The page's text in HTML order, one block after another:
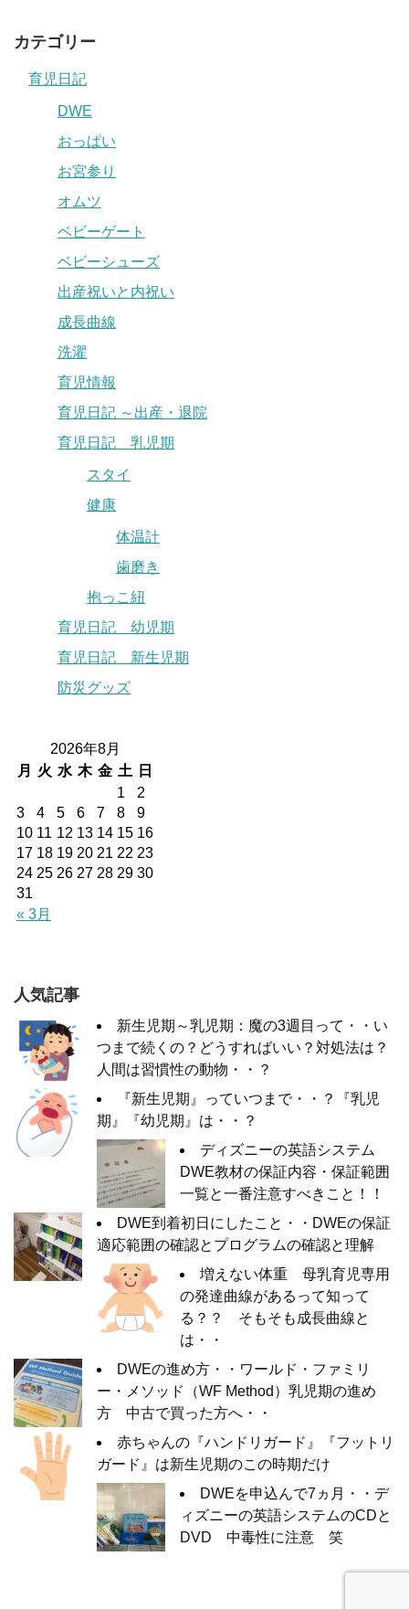
カテゴリー
育児日記
DWE
おっぱい
お宮参り
オムツ
ベビーゲート
ベビーシューズ
出産祝いと内祝い
成長曲線
洗濯
育児情報
育児日記 ～出産・退院
育児日記 乳児期
スタイ
健康
体温計
歯磨き
抱っこ紐
育児日記 幼児期
育児日記 新生児期
防災グッズ
2026年8月
月
火 水 木 金 土 日
« 3月
1
2
3
4 5 6 7 8
9
10 11 12 13 14 15 16
17 18 19 20 21 22 23
24 25 26 27 28 29 30
31
人気記事
新生児期～乳児期：魔の3週目って・・い
つまで続くの？どうすればいい？対処法は？
人間は習慣性の動物・・？
『新生児期』っていつまで・・？『乳児
期』『幼児期』は・・？
ディズニーの英語システム
DWE教材の保証内容・保証範囲
一覧と一番注意すべきこと！！
DWE到着初日にしたこと・・DWEの保証
適応範囲の確認とプログラムの確認と理解
増えない体重 母乳育児専用
の発達曲線があるって知って
る？？ そもそも成長曲線と
は・・
DWEの進め方・・ワールド・ファミリ
ー・メソッド（WF Method）乳児期の進め
方 中古で買った方へ・・
赤ちゃんの『ハンドリガード』『フットリ
ガード』は新生児期のこの時期だけ
DWEを申込んで7ヵ月・・デ
ィズニーの英語システムのCDと
DVD 中毒性に注意 笑